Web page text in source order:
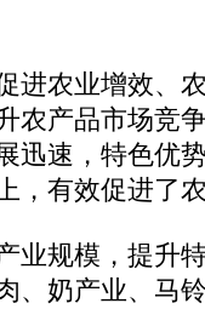
农业增效、
农产品市场竞
迅速，特色优
，有效促进了
规模，提升
、奶产业、马